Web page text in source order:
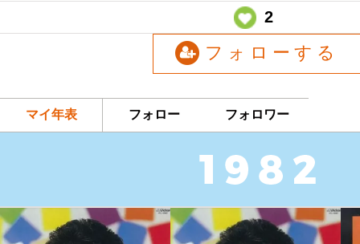
2
フォローする
マイ年表 フォロー フォロワー